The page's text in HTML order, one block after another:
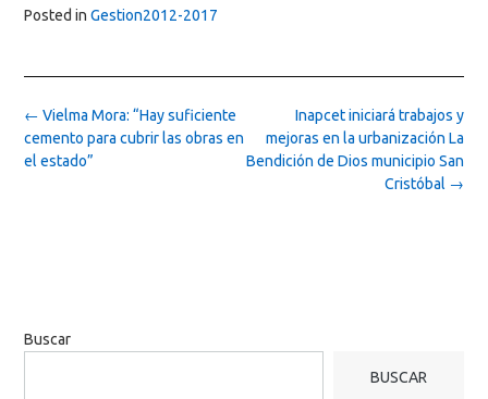
Posted in Gestion2012-2017
Post
navigation
Inapcet iniciará trabajos y
mejoras en la urbanización La
Bendición de Dios municipio San
Cristóbal →
← Vielma Mora: “Hay suficiente
cemento para cubrir las obras en
el estado”
Buscar
BUSCAR